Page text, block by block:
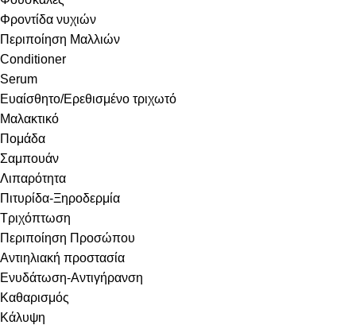
Φροντίδα νυχιών
Περιποίηση Μαλλιών
Conditioner
Serum
Ευαίσθητο/Ερεθισμένο τριχωτό
Μαλακτικό
Πομάδα
Σαμπουάν
Λιπαρότητα
Πιτυρίδα-Ξηροδερμία
Τριχόπτωση
Περιποίηση Προσώπου
Αντιηλιακή προστασία
Ενυδάτωση-Αντιγήρανση
Καθαρισμός
Κάλυψη